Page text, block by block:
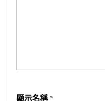
顯示名稱 *